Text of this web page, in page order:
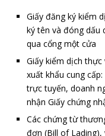
Giấy đăng ký kiểm
ký tên và đóng dấu
qua cổng một cửa
Giấy kiểm dịch
xuất khẩu cung
trực tuyến, doanh
nhận Giấy chứng
Các chứng từ
đơn (Bill of Lading),